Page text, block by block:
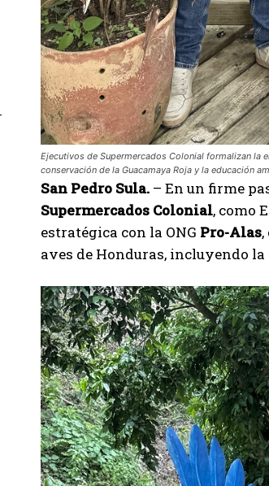
Ejecutivos de Supermercados Colonial formalizan la
conservación de la Guacamaya Roja y la educación
San Pedro Sula. – En un firme
Supermercados Colonial, como
estratégica con la ONG Pro-Alas
aves de Honduras, incluyendo